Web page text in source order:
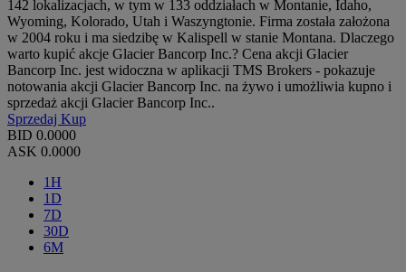
142 lokalizacjach, w tym w 133 oddziałach w Montanie, Idaho,
Wyoming, Kolorado, Utah i Waszyngtonie. Firma została założona
w 2004 roku i ma siedzibę w Kalispell w stanie Montana. Dlaczego
warto kupić akcje Glacier Bancorp Inc.? Cena akcji Glacier
Bancorp Inc. jest widoczna w aplikacji TMS Brokers - pokazuje
notowania akcji Glacier Bancorp Inc. na żywo i umożliwia kupno i
sprzedaż akcji Glacier Bancorp Inc..
Sprzedaj Kup
BID 0.0000
ASK 0.0000
1H
1D
7D
30D
6M